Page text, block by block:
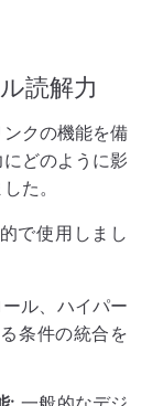
読解力
クの機能を備
どのように影
た。
で使用しまし
ル、ハイパー
条件の統合を